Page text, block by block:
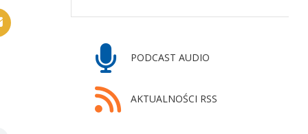
PODCAST AUDIO
AKTUALNOŚCI RSS